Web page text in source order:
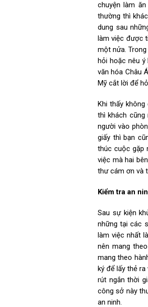
chuyện làm
thường thì
dung sau
làm việc được
một nửa.
hỏi hoặc nêu
văn hóa Châu
Mỹ cắt lời để
Khi thấy
thì khách
người vào
giấy thì bạn
thúc cuộc gặp
việc mà hai
thư cám ơn và
Kiểm tra an
Sau sự kiện
những tại các
làm việc nhất
nên mang
mang theo
ký để lấy thẻ
rút ngắn thời
công sở này
an ninh.